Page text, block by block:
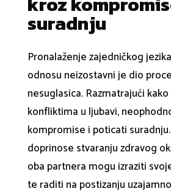
suradnju
Pronalaženje zajedničkog
odnosu neizostavni je dio
nesuglasica. Razmatrajući
konfliktima u ljubavi,
kompromise i poticati
doprinose stvaranju zdravog
oba partnera mogu izraziti
te raditi na postizanju